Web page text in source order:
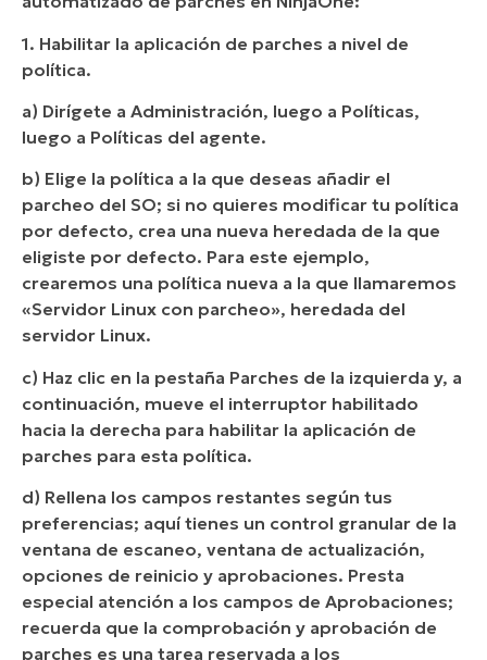
1. Habilitar la aplicación de parches a nivel de
política.
a) Dirígete a Administración, luego a Políticas,
luego a Políticas del agente.
b) Elige la política a la que deseas añadir el
parcheo del SO; si no quieres modificar tu política
por defecto, crea una nueva heredada de la que
eligiste por defecto. Para este ejemplo,
crearemos una política nueva a la que llamaremos
«Servidor Linux con parcheo», heredada del
servidor Linux.
c) Haz clic en la pestaña Parches de la izquierda y, a
continuación, mueve el interruptor habilitado
hacia la derecha para habilitar la aplicación de
parches para esta política.
d) Rellena los campos restantes según tus
preferencias; aquí tienes un control granular de la
ventana de escaneo, ventana de actualización,
opciones de reinicio y aprobaciones. Presta
especial atención a los campos de Aprobaciones;
recuerda que la comprobación y aprobación de
parches es una tarea reservada a los